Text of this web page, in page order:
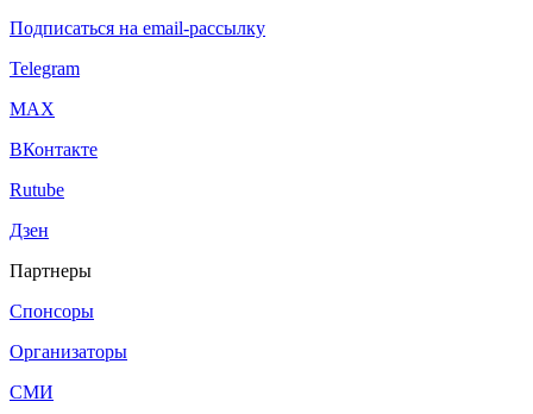
Подписаться на email-рассылку
Telegram
МАХ
ВКонтакте
Rutube
Дзен
Партнеры
Спонсоры
Организаторы
СМИ